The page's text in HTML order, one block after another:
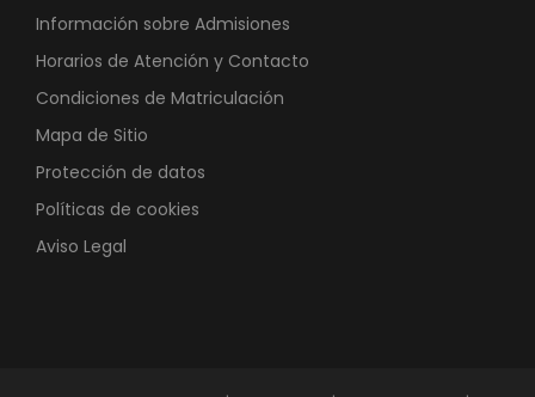
Información sobre Admisiones
Horarios de Atención y Contacto
Condiciones de Matriculación
Mapa de Sitio
Protección de datos
Políticas de cookies
Aviso Legal